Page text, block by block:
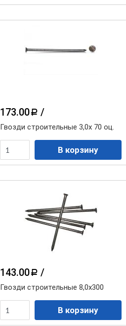
173.00 a /
Гвозди строительные 3,0х 70 оц.
143.00 a /
Гвозди строительные 8,0х300